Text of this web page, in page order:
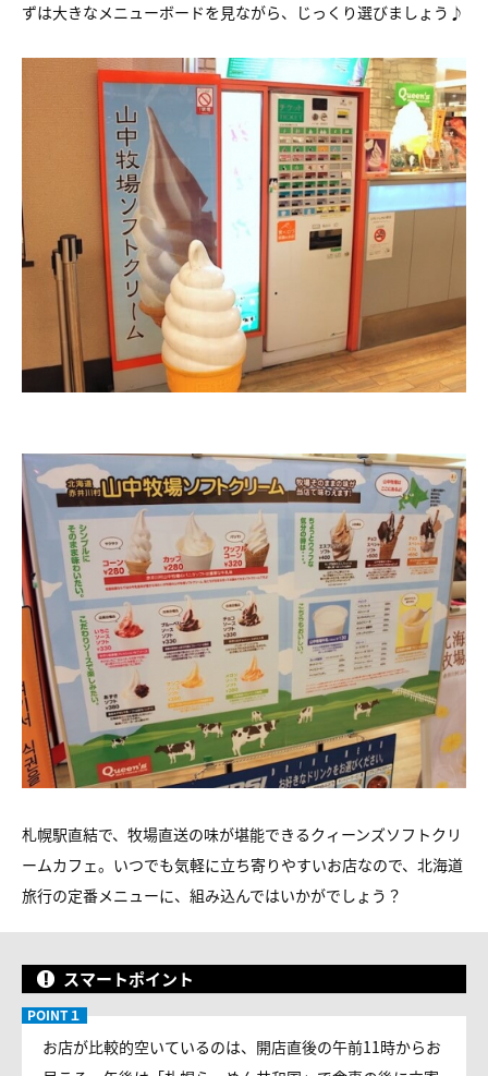
ずは大きなメニューボードを見ながら、じっくり選びましょう♪
札幌駅直結で、牧場直送の味が堪能できるクィーンズソフトクリ
ームカフェ。いつでも気軽に立ち寄りやすいお店なので、北海道
旅行の定番メニューに、組み込んではいかがでしょう？
スマートポイント
お店が比較的空いているのは、開店直後の午前11時からお